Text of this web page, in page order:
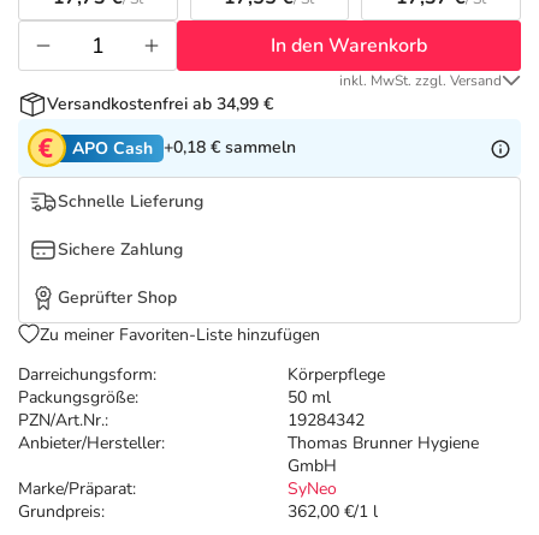
Tierapotheke
Vitamine & Mineralstoffe
Marken
Salus Deals
Darreichungsform:
Körperpflege
Packungsgröße:
50 ml
PZN/Art.Nr.:
19284342
Anbieter/Hersteller:
Thomas Brunner Hygiene
GmbH
Marke/Präparat:
SyNeo
Grundpreis:
362,00 €/1 l
In den Warenkorb
inkl. MwSt. zzgl. Versand
Versandkostenfrei ab 34,99 €
APO Cash +0,18 € sammeln
Schnelle Lieferung
Sichere Zahlung
Geprüfter Shop
Zu meiner Favoriten-Liste hinzufügen